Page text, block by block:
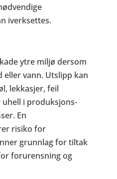
iverksettes.
ytre miljø dersom
vann. Utslipp kan
lekkasjer, feil
i produksjons-
En
risiko for
grunnlag for tiltak
forurensning og